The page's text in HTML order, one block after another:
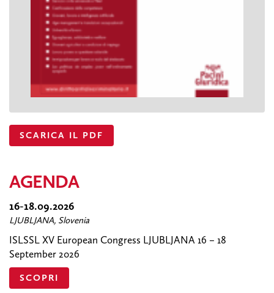
SCARICA IL PDF
AGENDA
16-18.09.2026
LJUBLJANA, Slovenia
ISLSSL XV European Congress LJUBLJANA 16 – 18
September 2026
SCOPRI